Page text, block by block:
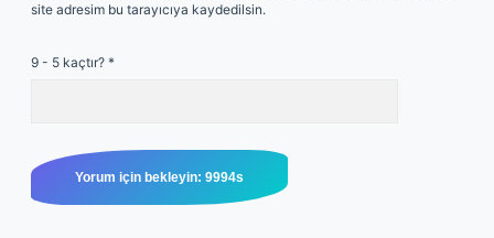
site adresim bu tarayıcıya kaydedilsin.
9 - 5 kaçtır? *